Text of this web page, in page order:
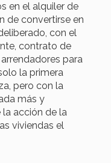
en el alquiler de
de convertirse en
con el
contrato de
para
la primera
pero con la
más y
acción de la
viviendas el